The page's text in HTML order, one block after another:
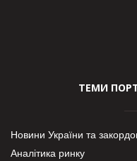
ТЕМИ
Новини України та
Аналітика ринку